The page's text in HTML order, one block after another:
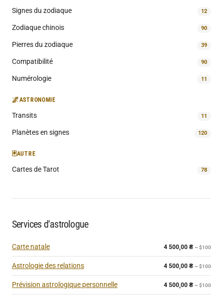
Signes du zodiaque 12
Zodiaque chinois 90
Pierres du zodiaque 39
Compatibilité 90
Numérologie 11
🌌ASTRONOMIE
Transits 11
Planètes en signes 120
🃏AUTRE
Cartes de Tarot 78
Services d'astrologue
Carte natale 4 500,00 ₴ ~ $100
Astrologie des relations 4 500,00 ₴ ~ $100
Prévision astrologique personnelle 4 500,00 ₴ ~ $100